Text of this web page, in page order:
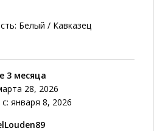
Белый / Кавказец
3 месяца
28, 2026
января 8, 2026